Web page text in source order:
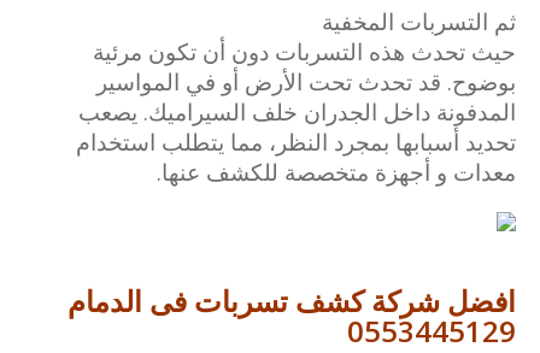
ثم التسربات المخفية
حيث تحدث هذه التسربات دون أن تكون مرئية
بوضوح. قد تحدث تحت الأرض أو في المواسير
المدفونة داخل الجدران خلف السيراميك. يصعب
تحديد أسبابها بمجرد النظر، مما يتطلب استخدام
معدات و أجهزة متخصصة للكشف عنها.
افضل شركة كشف تسربات فى الدمام
0553445129